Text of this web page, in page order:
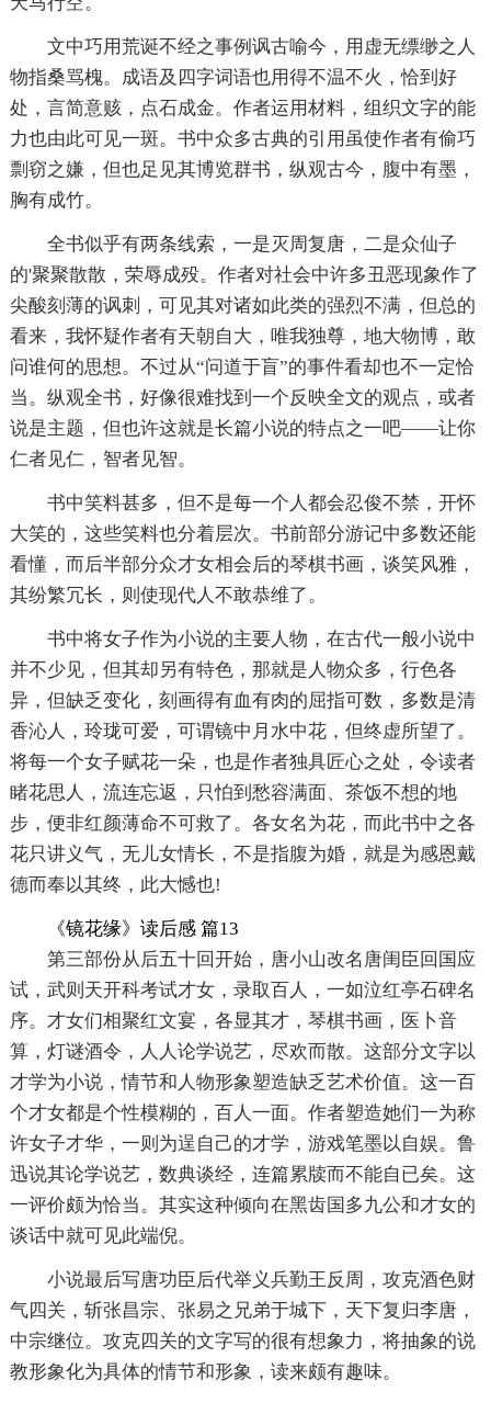
文中巧用荒诞不经之事例讽古喻今，用虚无缥缈之人
物指桑骂槐。成语及四字词语也用得不温不火，恰到好
处，言简意赅，点石成金。作者运用材料，组织文字的能
力也由此可见一斑。书中众多古典的引用虽使作者有偷巧
剽窃之嫌，但也足见其博览群书，纵观古今，腹中有墨，
胸有成竹。
全书似乎有两条线索，一是灭周复唐，二是众仙子
的'聚聚散散，荣辱成殁。作者对社会中许多丑恶现象作了
尖酸刻薄的讽刺，可见其对诸如此类的强烈不满，但总的
看来，我怀疑作者有天朝自大，唯我独尊，地大物博，敢
问谁何的思想。不过从“问道于盲”的事件看却也不一定恰
当。纵观全书，好像很难找到一个反映全文的观点，或者
说是主题，但也许这就是长篇小说的特点之一吧——让你
仁者见仁，智者见智。
书中笑料甚多，但不是每一个人都会忍俊不禁，开怀
大笑的，这些笑料也分着层次。书前部分游记中多数还能
看懂，而后半部分众才女相会后的琴棋书画，谈笑风雅，
其纷繁冗长，则使现代人不敢恭维了。
书中将女子作为小说的主要人物，在古代一般小说中
并不少见，但其却另有特色，那就是人物众多，行色各
异，但缺乏变化，刻画得有血有肉的屈指可数，多数是清
香沁人，玲珑可爱，可谓镜中月水中花，但终虚所望了。
将每一个女子赋花一朵，也是作者独具匠心之处，令读者
睹花思人，流连忘返，只怕到愁容满面、茶饭不想的地
步，便非红颜薄命不可救了。各女名为花，而此书中之各
花只讲义气，无儿女情长，不是指腹为婚，就是为感恩戴
德而奉以其终，此大憾也!
《镜花缘》读后感 篇13
第三部份从后五十回开始，唐小山改名唐闺臣回国应
试，武则天开科考试才女，录取百人，一如泣红亭石碑名
序。才女们相聚红文宴，各显其才，琴棋书画，医卜音
算，灯谜酒令，人人论学说艺，尽欢而散。这部分文字以
才学为小说，情节和人物形象塑造缺乏艺术价值。这一百
个才女都是个性模糊的，百人一面。作者塑造她们一为称
许女子才华，一则为逞自己的才学，游戏笔墨以自娱。鲁
迅说其论学说艺，数典谈经，连篇累牍而不能自已矣。这
一评价颇为恰当。其实这种倾向在黑齿国多九公和才女的
谈话中就可见此端倪。
小说最后写唐功臣后代举义兵勤王反周，攻克酒色财
气四关，斩张昌宗、张易之兄弟于城下，天下复归李唐，
中宗继位。攻克四关的文字写的很有想象力，将抽象的说
教形象化为具体的情节和形象，读来颇有趣味。